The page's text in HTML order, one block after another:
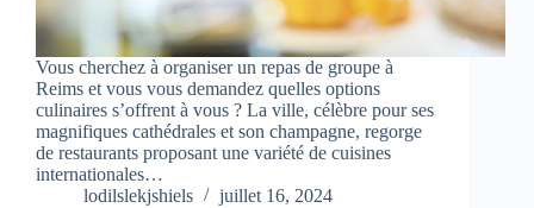
Vous cherchez à organiser un repas de groupe à
Reims et vous vous demandez quelles options
culinaires s’offrent à vous ? La ville, célèbre pour ses
magnifiques cathédrales et son champagne, regorge
de restaurants proposant une variété de cuisines
internationales…
lodilslekjshiels
juillet 16, 2024